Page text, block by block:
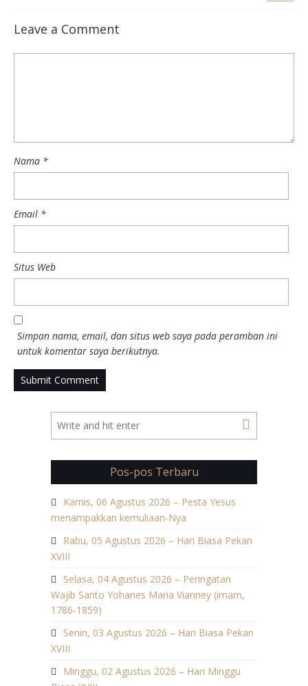
Leave a Comment
Nama *
Email *
Situs Web
Simpan nama, email, dan situs web saya pada peramban ini
untuk komentar saya berikutnya.
Pos-pos Terbaru
Kamis, 06 Agustus 2026 – Pesta Yesus
menampakkan kemuliaan-Nya
Rabu, 05 Agustus 2026 – Hari Biasa Pekan
XVIII
Selasa, 04 Agustus 2026 – Peringatan
Wajib Santo Yohanes Maria Vianney (imam,
1786-1859)
Senin, 03 Agustus 2026 – Hari Biasa Pekan
XVIII
Minggu, 02 Agustus 2026 – Hari Minggu